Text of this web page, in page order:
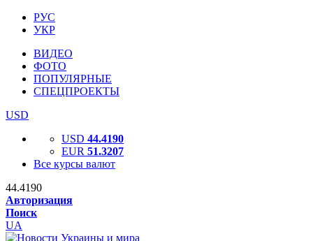
РУС
УКР
ВИДЕО
ФОТО
ПОПУЛЯРНЫЕ
СПЕЦПРОЕКТЫ
USD
USD 44.4190
EUR 51.3207
Все курсы валют
44.4190
Авторизация
Поиск
UA